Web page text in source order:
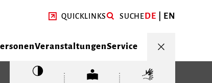
QUICKLINKS SUCHEDE EN
VeranstaltungenService